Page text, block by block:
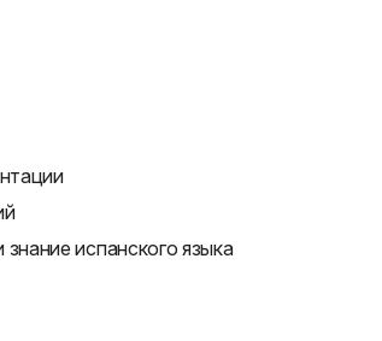
испанского языка